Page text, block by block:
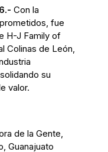
Con la
fue
H-J Family of
Colinas de León,
su
valor.
de la Gente,
Guanajuato